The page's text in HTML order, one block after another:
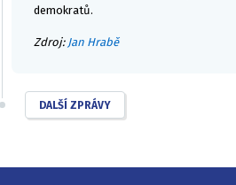
demokratů.
Zdroj: Jan Hrabě
DALŠÍ ZPRÁVY